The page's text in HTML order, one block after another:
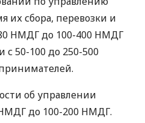
их сбора, перевозки и
НМДГдо 100-400 НМДГ
с 50-100 до 250-500
об управлении
до 100-200 НМДГ.